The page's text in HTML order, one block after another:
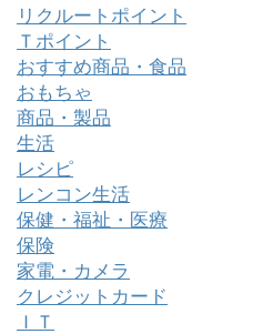
リクルートポイント
Ｔポイント
おすすめ商品・食品
おもちゃ
商品・製品
生活
レシピ
レンコン生活
保健・福祉・医療
保険
家電・カメラ
クレジットカード
ＩＴ